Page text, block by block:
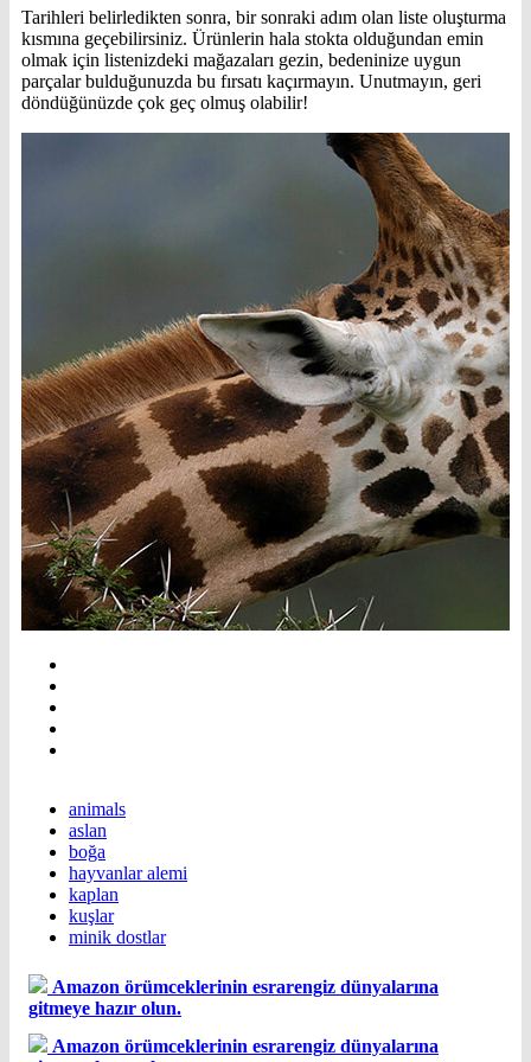
Tarihleri belirledikten sonra, bir sonraki adım olan liste oluşturma
kısmına geçebilirsiniz. Ürünlerin hala stokta olduğundan emin
olmak için listenizdeki mağazaları gezin, bedeninize uygun
parçalar bulduğunuzda bu fırsatı kaçırmayın. Unutmayın, geri
döndüğünüzde çok geç olmuş olabilir!
animals
aslan
boğa
hayvanlar alemi
kaplan
kuşlar
minik dostlar
Amazon örümceklerinin esrarengiz dünyalarına
gitmeye hazır olun.
Amazon örümceklerinin esrarengiz dünyalarına